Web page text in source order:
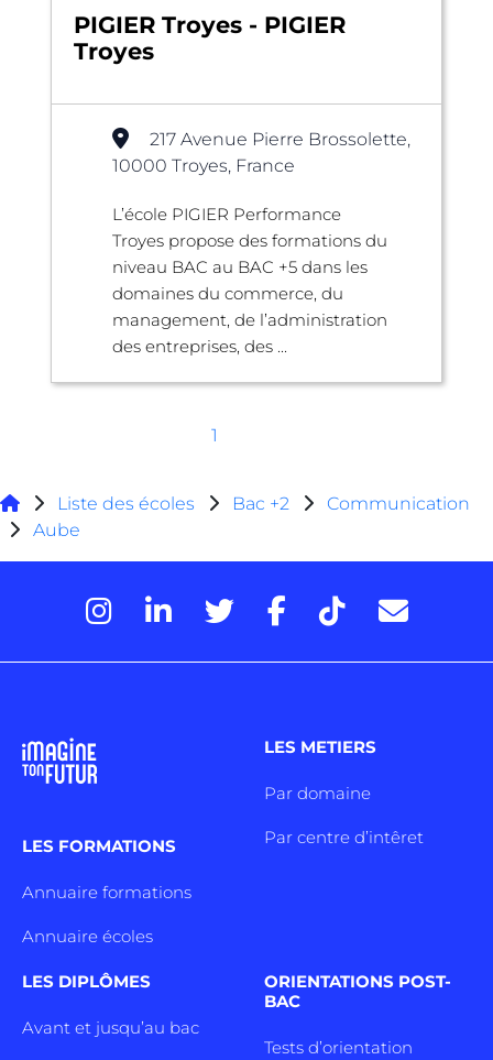
PIGIER Troyes - PIGIER
Troyes
217 Avenue Pierre Brossolette,
10000 Troyes, France
L’école PIGIER Performance
Troyes propose des formations du
niveau BAC au BAC +5 dans les
domaines du commerce, du
management, de l’administration
des entreprises, des ...
1
Liste des écoles Bac +2
Communication
Aube
LES FORMATIONS
Annuaire formations
Annuaire écoles
LES METIERS
Par domaine
Par centre d’intêret
LES DIPLÔMES
Avant et jusqu’au bac
ORIENTATIONS POST-
BAC
Tests d’orientation